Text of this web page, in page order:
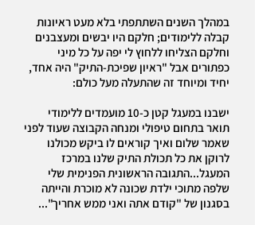
במהלך השנים השתתפתי בלא מעט ראיונות
קבלה ללימודים; חלקם היו יבשים ומעצבנים
וחלקם הצליחו ללחוץ לי יפה על כל מיני
כפתורים אבל "ראיון שפיכת-התיק" היה אחד,
יחיד ומיוחד זה שהתעלה מעל כולם:
ישבנו במעגל קטן כ-10 מועמדים ללימודי
תואר בתחום טיפולי ומנחה הקבוצה שעוד לפני
שאמר שלום ואיך קוראים לו ביקש מכולנו
לרוקן את כל תכולת התיק שלנו במרכז
המעגל...התגובה הראשונית הפנימית שלי
שלפה מתוכי ילדת שכונה לא מוכרת והייתה
בסגנון של "קודם אתה ואני ממש אחריך"...